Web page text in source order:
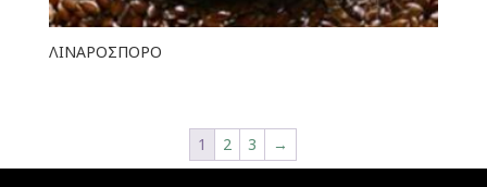
ΛΙΝΑΡΟΣΠΟΡΟ
1 2 3 →